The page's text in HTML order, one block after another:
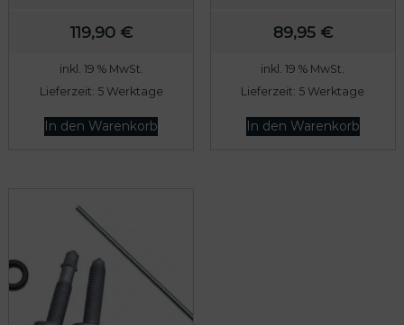
119,90 €
inkl. 19 % MwSt.
Lieferzeit: 5 Werktage
In den Warenkorb
89,95 €
inkl. 19 % MwSt.
Lieferzeit: 5 Werktage
In den Warenkorb